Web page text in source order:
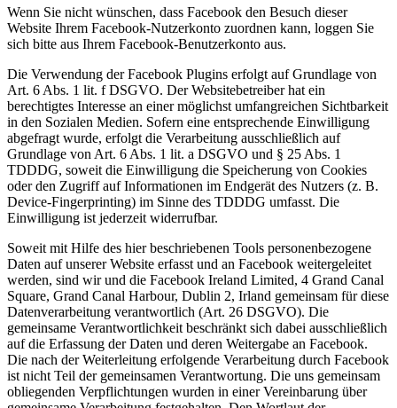
Wenn Sie nicht wünschen, dass Facebook den Besuch dieser
Website Ihrem Facebook-Nutzerkonto zuordnen kann, loggen Sie
sich bitte aus Ihrem Facebook-Benutzerkonto aus.
Die Verwendung der Facebook Plugins erfolgt auf Grundlage von
Art. 6 Abs. 1 lit. f DSGVO. Der Websitebetreiber hat ein
berechtigtes Interesse an einer möglichst umfangreichen Sichtbarkeit
in den Sozialen Medien. Sofern eine entsprechende Einwilligung
abgefragt wurde, erfolgt die Verarbeitung ausschließlich auf
Grundlage von Art. 6 Abs. 1 lit. a DSGVO und § 25 Abs. 1
TDDDG, soweit die Einwilligung die Speicherung von Cookies
oder den Zugriff auf Informationen im Endgerät des Nutzers (z. B.
Device-Fingerprinting) im Sinne des TDDDG umfasst. Die
Einwilligung ist jederzeit widerrufbar.
Soweit mit Hilfe des hier beschriebenen Tools personenbezogene
Daten auf unserer Website erfasst und an Facebook weitergeleitet
werden, sind wir und die Facebook Ireland Limited, 4 Grand Canal
Square, Grand Canal Harbour, Dublin 2, Irland gemeinsam für diese
Datenverarbeitung verantwortlich (Art. 26 DSGVO). Die
gemeinsame Verantwortlichkeit beschränkt sich dabei ausschließlich
auf die Erfassung der Daten und deren Weitergabe an Facebook.
Die nach der Weiterleitung erfolgende Verarbeitung durch Facebook
ist nicht Teil der gemeinsamen Verantwortung. Die uns gemeinsam
obliegenden Verpflichtungen wurden in einer Vereinbarung über